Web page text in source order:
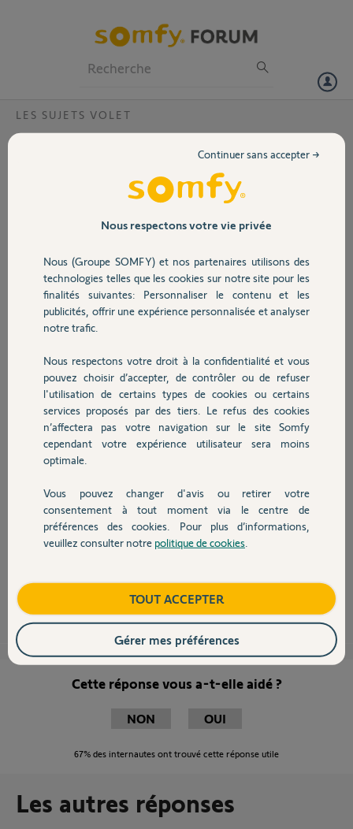
Volet
Sécurité
Domotique
Chauffage
Autres produits
Devis avec un pro
Contact
LES SUJETS VOLET
Quel moteur, plus puissant, pour remplacer
le SOMFY Jet 10/17 - 10 Nm - LT50, s'il
- 120 w, doit être aidé manuellement pour remonter le volet. Existe-
ou télécommandé si cela se révèle nécessaire. Merci d'avance
Denis P.
il y a plus de 10 ans
Participer au fil de discussion
Bonjour
Meteor = 20 Nm
Gemini = 25Nm
Mariner = 40Nm
Et dans le nom le 1er chiffre correspond au couple et le second a la
vitesse de rotation du moteur.
Histoire de choisir correctement la force du moteur, on utilise des
il y a plus de 10 ans
Cette réponse vous a-t-elle aidé ?
NON OUI
67% des internautes ont trouvé cette réponse utile
Les autres réponses
Nous respectons votre vie privée
Nous (Groupe SOMFY) et nos partenaires utilisons des
technologies telles que les cookies sur notre site pour les
finalités suivantes: Personnaliser le contenu et les
publicités, offrir une expérience personnalisée et analyser
notre trafic.
Nous respectons votre droit à la confidentialité et vous
pouvez choisir d’accepter, de contrôler ou de refuser
l'utilisation de certains types de cookies ou certains
services proposés par des tiers. Le refus des cookies
n’affectera pas votre navigation sur le site Somfy
cependant votre expérience utilisateur sera moins
optimale.
Vous pouvez changer d'avis ou retirer votre
consentement à tout moment via le centre de
préférences des cookies. Pour plus d’informations,
veuillez consulter notre politique de cookies
Continuer sans accepter →
TOUT ACCEPTER
Gérer mes préférences